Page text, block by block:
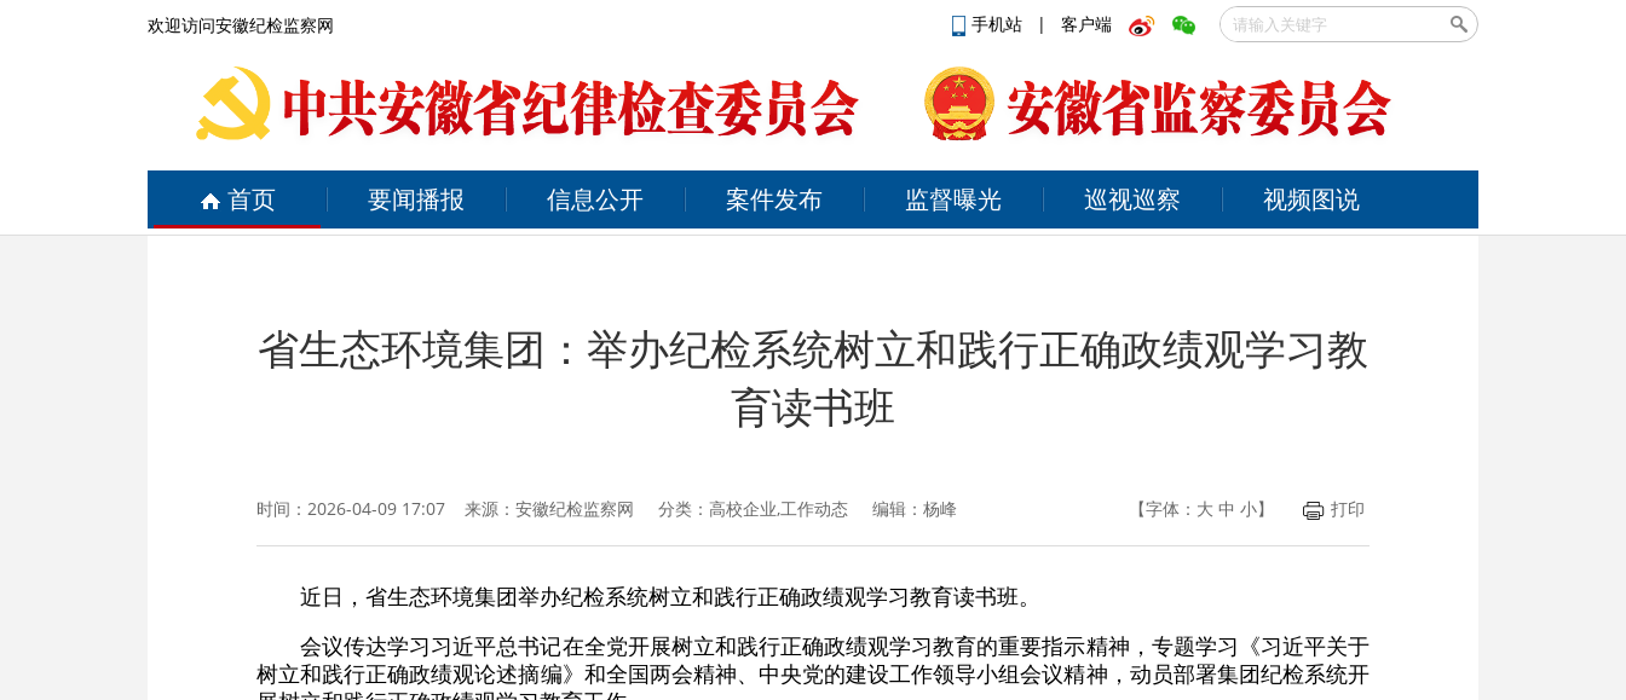
欢迎访问安徽纪检监察网 手机站 | 客户端
首页 要闻播报 信息公开 案件发布 监督曝光 巡视巡察 视频图说
省生态环境集团：举办纪检系统树立和践行正确政绩观学习教
育读书班
时间：2026-04-09 17:07 来源： 安徽纪检监察网 分类：高校企业,工作动态 编辑：杨峰 【字体： 大 中 小】 打印
近日，省生态环境集团举办纪检系统树立和践行正确政绩观学习教育读书班。
会议传达学习习近平总书记在全党开展树立和践行正确政绩观学习教育的重要指示精神，专题学习《习近平关于
树立和践行正确政绩观论述摘编》和全国两会精神、中央党的建设工作领导小组会议精神，动员部署集团纪检系统开